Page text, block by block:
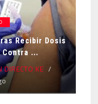
Recibir Dosis
Contra ...
DIRECTO KE